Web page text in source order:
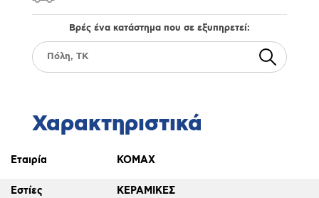
Βρές ένα κατάστημα που σε εξυπηρετεί:
Χαρακτηριστικά
Εταιρία KOMAX
Εστίες ΚΕΡΑΜΙΚΕΣ